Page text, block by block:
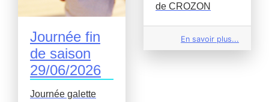
Journée fin
de saison
29/06/2026
Journée galette
de CROZON
En savoir plus...